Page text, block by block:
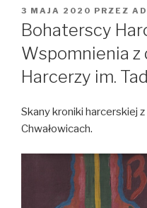
OPUBLIKOWANE
W
3 MAJA 2020 PRZEZ
Bohaterscy
Wspomnienia z
Harcerzy im.
Skany kroniki harcerskiej
Chwałowicach.